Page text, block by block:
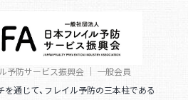
予防サービス振興会 ｜ 一般会員
を通じて、フレイル予防の三本柱である